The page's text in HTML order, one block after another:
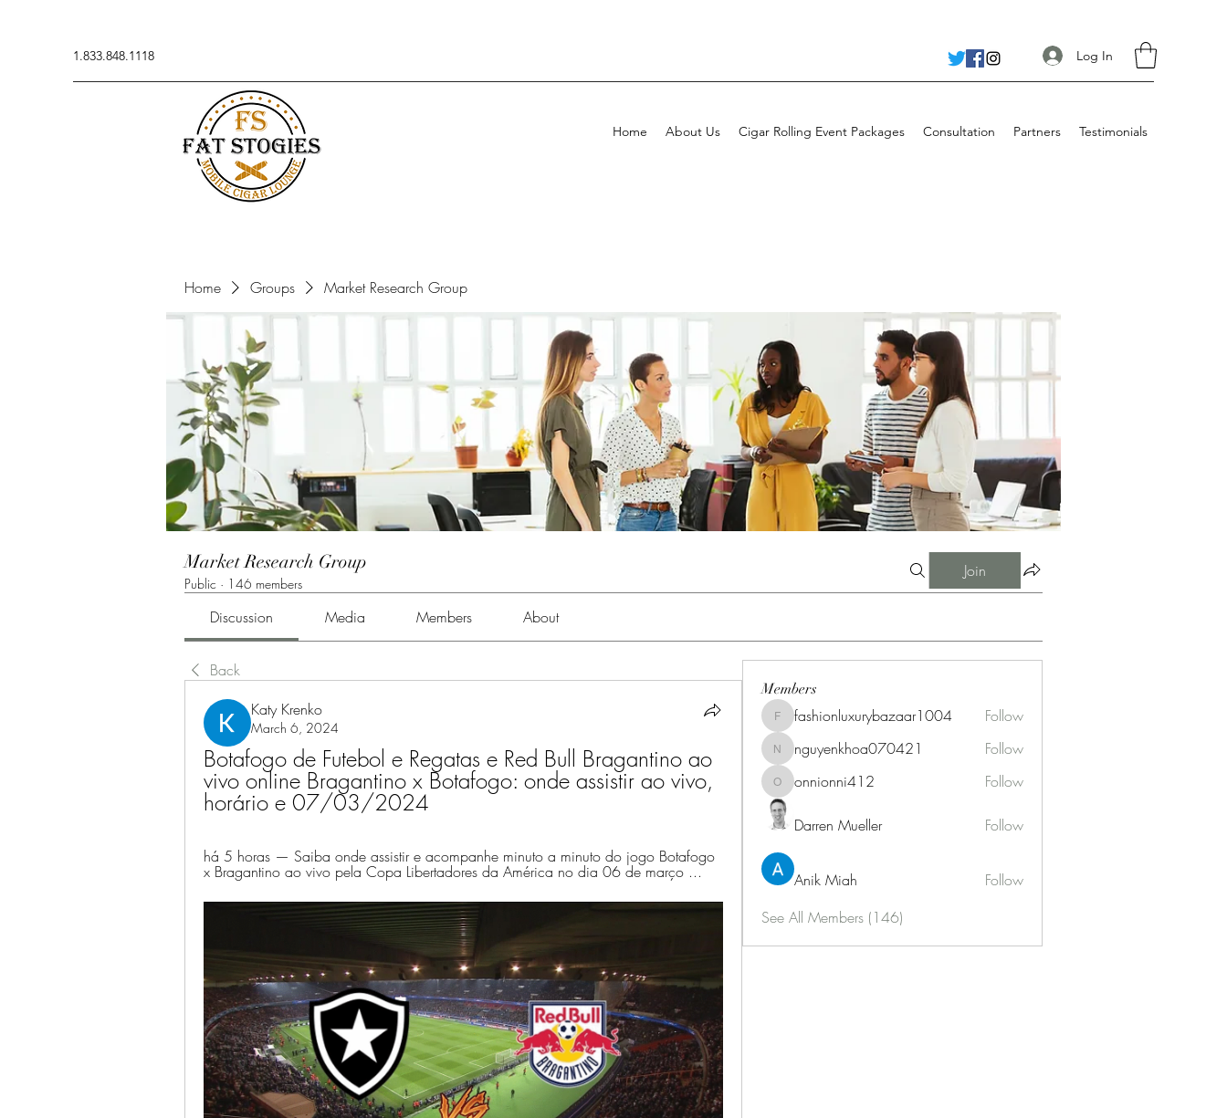
1.833.848.1118 Log In
Home About Us Cigar Rolling Event Packages Consultation Partners Testimonials
Home Groups Market Research Group
Market Research Group
Public · 146 members
Join
Discussion Media Members About
Back
Katy Krenko
March 6, 2024
Botafogo de Futebol e Regatas e Red Bull Bragantino ao
vivo online Bragantino x Botafogo: onde assistir ao vivo,
horário e 07/03/2024
há 5 horas — Saiba onde assistir e acompanhe minuto a minuto do jogo Botafogo
x Bragantino ao vivo pela Copa Libertadores da América no dia 06 de março ...
Members
fashionluxurybazaar1004
fashionluxurybazaar1004 Follow
nguyenkhoa070421
nguyenkhoa070421 Follow
onnionni412
onnionni412 Follow
Darren Mueller Follow
Anik Miah
Follow
See All Members (146)